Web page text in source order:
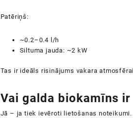
Patēriņš:
~0.2–0.4 l/h
Siltuma jauda: ~2 kW
Tas ir ideāls risinājums vakara
Vai galda biokamīns
Jā – ja tiek ievēroti lietošanas noteikumi.